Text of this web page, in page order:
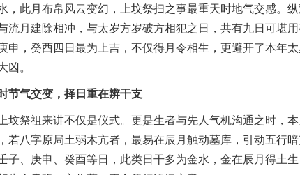
，此月布帛风云变幻，上坟祭扫之事最重天时地气交感。纵
流月建除相冲，与太岁方岁破方相犯之日，共有九日可堪
申，癸酉四日最为上吉，不仅得月令相生，更避开了本年
凶。
节气交变，择日重在辨干支
坟祭祖来讲不仅是仪式。更是生者与先人气机沟通之时，
若八字原局土弱木亢者，最易在辰月触动墓库，引动五行暗
子、庚申、癸酉等日，此类日干多为金水，金在辰月得土生